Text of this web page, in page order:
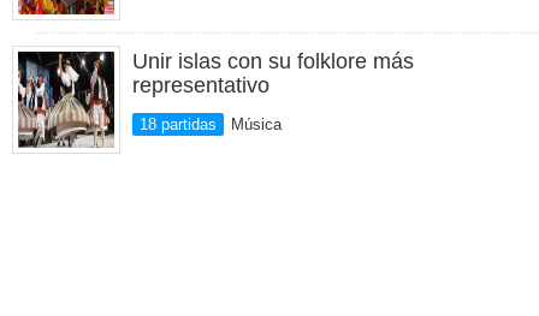
Unir islas con su folklore más
representativo
18 partidas Música